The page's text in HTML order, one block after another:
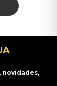
novidades,